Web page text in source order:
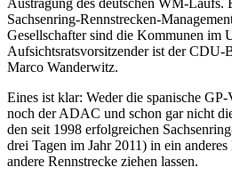
Austragung des deutschen WM-Laufs.
Sachsenring-Rennstrecken-
Gesellschafter sind die Kommunen im
Aufsichtsratsvorsitzender ist der CDU-
Marco Wanderwitz.
Eines ist klar: Weder die spanische
noch der ADAC und schon gar nicht
den seit 1998 erfolgreichen
drei Tagen im Jahr 2011) in ein
andere Rennstrecke ziehen lassen.